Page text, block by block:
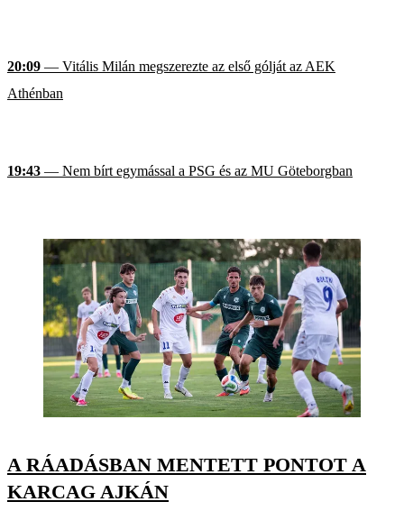
20:09 — Vitális Milán megszerezte az első gólját az AEK
Athénban
19:43 — Nem bírt egymással a PSG és az MU Göteborgban
A RÁADÁSBAN MENTETT PONTOT A
KARCAG AJKÁN